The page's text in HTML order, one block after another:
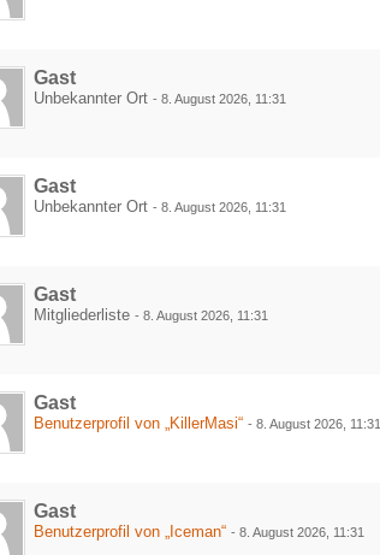
Gast
Unbekannter Ort-8. August 2026, 11:31
Gast
Unbekannter Ort-8. August 2026, 11:31
Gast
Mitgliederliste-8. August 2026, 11:31
Gast
Benutzerprofil von „KillerMasi“ -8. August 2026, 11:31
Gast
Benutzerprofil von „Iceman“ -8. August 2026, 11:31